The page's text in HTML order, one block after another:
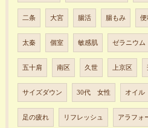
二条 大宮 腸活 腸もみ 便
太秦 個室 敏感肌 ゼラニウム
五十肩 南区 久世 上京区
サイズダウン 30代 女性 オイル
足の疲れ リフレッシュ アラフォ